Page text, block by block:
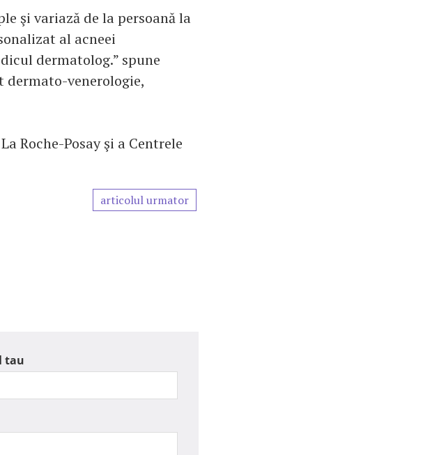
şi variază de la persoană la
al acneei
dermatolog.” spune
dermato-venerologie,
Roche-Posay şi a Centrele
articolul urmator
tau